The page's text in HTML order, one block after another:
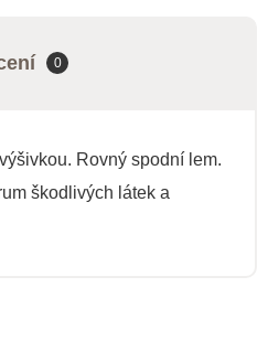
0
Rovný spodní lem.
škodlivých látek a